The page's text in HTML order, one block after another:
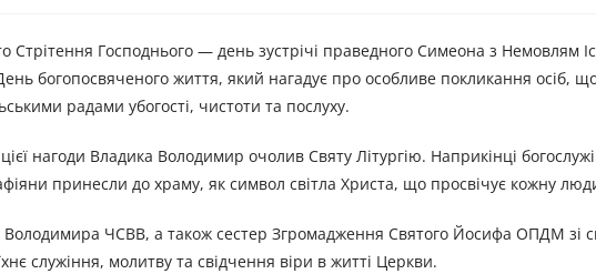
Стрітення Господнього — день зустрічі праведного Симеона з Немовлям
богопосвяченого життя, який нагадує про особливе покликання осіб,
радами убогості, чистоти та послуху.
нагоди Владика Володимир очолив Святу Літургію. Наприкінці
принесли до храму, як символ світла Христа, що просвічує кожну
Володимира ЧСВВ, а також сестер Згромадження Святого Йосифа ОПДМ зі
служіння, молитву та свідчення віри в житті Церкви.